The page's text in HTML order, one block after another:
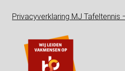
Privacyverklaring MJ Tafeltennis